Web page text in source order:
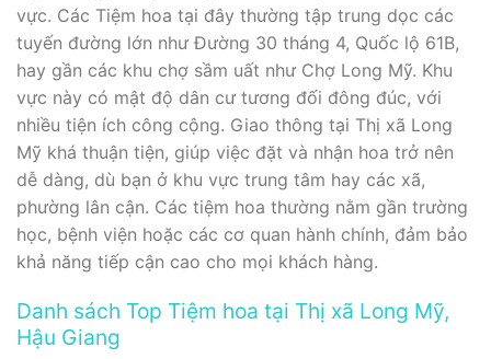
vực. Các Tiệm hoa tại đây thường tập trung dọc các
tuyến đường lớn như Đường 30 tháng 4, Quốc lộ 61B,
hay gần các khu chợ sầm uất như Chợ Long Mỹ. Khu
vực này có mật độ dân cư tương đối đông đúc, với
nhiều tiện ích công cộng. Giao thông tại Thị xã Long
Mỹ khá thuận tiện, giúp việc đặt và nhận hoa trở nên
dễ dàng, dù bạn ở khu vực trung tâm hay các xã,
phường lân cận. Các tiệm hoa thường nằm gần trường
học, bệnh viện hoặc các cơ quan hành chính, đảm bảo
khả năng tiếp cận cao cho mọi khách hàng.
Danh sách Top Tiệm hoa tại Thị xã Long Mỹ,
Hậu Giang